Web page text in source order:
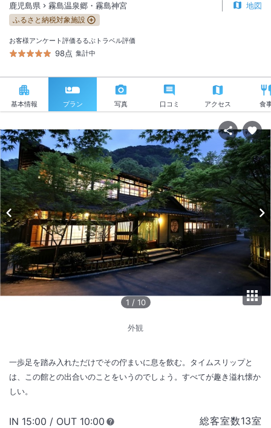
鹿児島県 霧島温泉郷・霧島神宮 地図
ふるさと納税対象施設
お客様アンケート評価
98点
るるぶトラベル評価
集計中
基本情報 プラン 写真 口コミ アクセス 食
1 / 10
外観
一歩足を踏み入れただけでその佇まいに息を飲む。タイムスリップと
は、この館との出合いのことをいうのでしょう。すべてが趣き溢れ懐か
しい。
総客室数13室
IN チェックイン
15:00 / OUT チェックアウト
10:00